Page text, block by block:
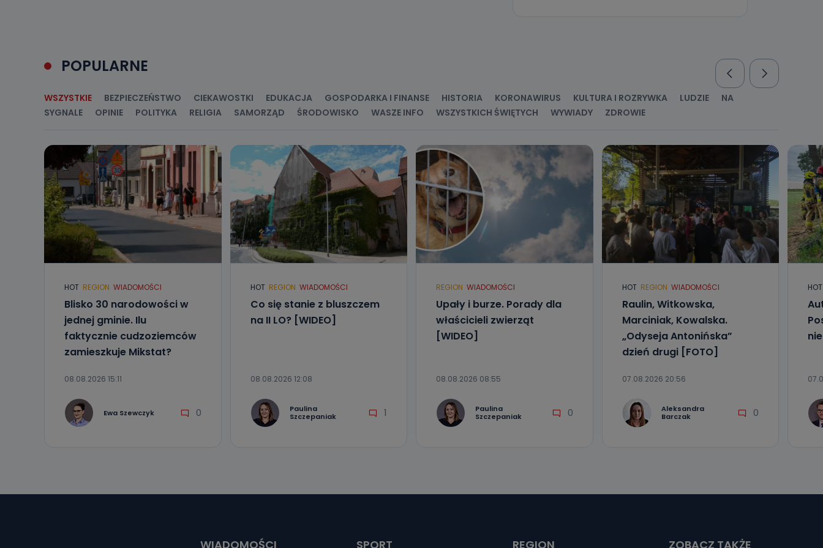
Jak skontaktować się z inspektorem danych osobowych?
Można to zrobić pod numerem telefonu 62 735-51-05 lub e-mailowo pod adresem:
POPULARNE
WSZYSTKIE BEZPIECZEŃSTWO CIEKAWOSTKI EDUKACJA GOSPODARKA I FINANSE HISTORIA KORONAWIRUS KULTURA I ROZRYWKA LUDZIE
NA
SYGNALE
OPINIE POLITYKA RELIGIA SAMORZĄD ŚRODOWISKO WASZE INFO WSZYSTKICH ŚWIĘTYCH WYWIADY ZDROWIE
HOT REGION WIADOMOŚCI
Blisko 30 narodowości w
jednej gminie. Ilu
faktycznie cudzoziemców
zamieszkuje Mikstat?
08.08.2026 15:11
Ewa Szewczyk 0
HOT REGION WIADOMOŚCI
Co się stanie z bluszczem
na II LO? [WIDEO]
08.08.2026 12:08
Paulina
Szczepaniak
1
REGION WIADOMOŚCI
Upały i burze. Porady dla
właścicieli zwierząt
[WIDEO]
08.08.2026 08:55
Paulina
Szczepaniak
0
HOT REGION WIADOMOŚCI
Raulin, Witkowska,
Marciniak, Kowalska.
„Odyseja Antonińska”
dzień drugi [FOTO]
07.08.2026 20:56
Aleksandra
Barczak
0
HOT
WIADOMOŚCI SPORT REGION ZOBACZ TAKŻE